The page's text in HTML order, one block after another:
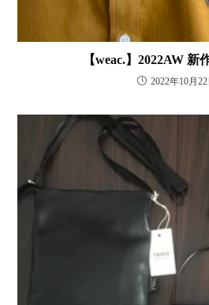
【weac.】2022AW 新
2022年10月22